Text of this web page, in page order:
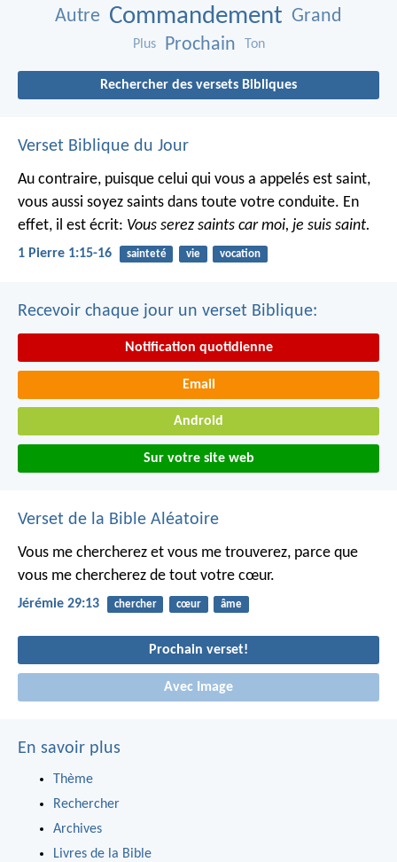
Autre Commandement Grand
Plus Prochain Ton
Rechercher des versets Bibliques
Verset Biblique du Jour
Au contraire, puisque celui qui vous a appelés est saint,
vous aussi soyez saints dans toute votre conduite. En
effet, il est écrit: Vous serez saints car moi, je suis saint.
1 Pierre 1:15-16 sainteté vie vocation
Recevoir chaque jour un verset Biblique:
Notification quotidienne
Email
Android
Sur votre site web
Verset de la Bible Aléatoire
Vous me chercherez et vous me trouverez, parce que
vous me chercherez de tout votre cœur.
Jérémie 29:13 chercher cœur âme
Prochain verset!
Avec Image
En savoir plus
Thème
Rechercher
Archives
Livres de la Bible